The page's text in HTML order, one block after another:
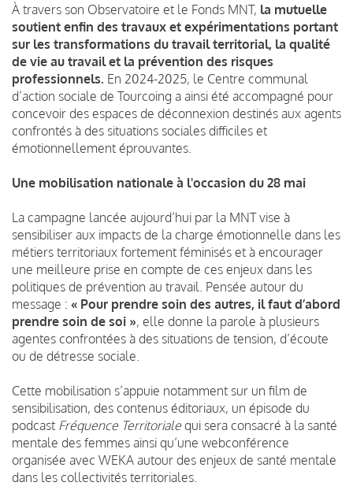
À travers son Observatoire et le Fonds MNT, la mutuelle
soutient enfin des travaux et expérimentations portant
sur les transformations du travail territorial, la qualité
de vie au travail et la prévention des risques
professionnels. En 2024-2025, le Centre communal
d’action sociale de Tourcoing a ainsi été accompagné pour
concevoir des espaces de déconnexion destinés aux agents
confrontés à des situations sociales difficiles et
émotionnellement éprouvantes.
Une mobilisation nationale à l'occasion du 28 mai
La campagne lancée aujourd’hui par la MNT vise à
sensibiliser aux impacts de la charge émotionnelle dans les
métiers territoriaux fortement féminisés et à encourager
une meilleure prise en compte de ces enjeux dans les
politiques de prévention au travail. Pensée autour du
message : « Pour prendre soin des autres, il faut d’abord
prendre soin de soi », elle donne la parole à plusieurs
agentes confrontées à des situations de tension, d’écoute
ou de détresse sociale.
Cette mobilisation s’appuie notamment sur un film de
sensibilisation, des contenus éditoriaux, un épisode du
podcast Fréquence Territoriale qui sera consacré à la santé
mentale des femmes ainsi qu’une webconférence
organisée avec WEKA autour des enjeux de santé mentale
dans les collectivités territoriales.